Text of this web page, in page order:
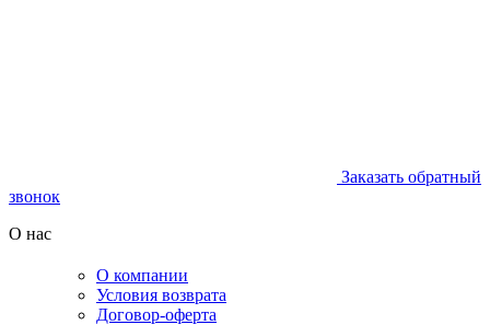
Заказать обратный
звонок
О нас
О компании
Условия возврата
Договор-оферта